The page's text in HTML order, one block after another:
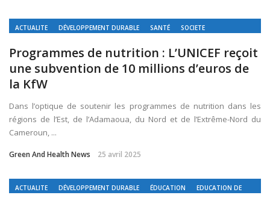
ACTUALITE DÉVELOPPEMENT DURABLE SANTÉ SOCIETE
Programmes de nutrition : L’UNICEF reçoit
une subvention de 10 millions d’euros de
la KfW
Dans l’optique de soutenir les programmes de nutrition dans les
régions de l’Est, de l’Adamaoua, du Nord et de l’Extrême-Nord du
Cameroun, ...
Green And Health News 25 avril 2025
ACTUALITE DÉVELOPPEMENT DURABLE ÉDUCATION
EDUCATION DE